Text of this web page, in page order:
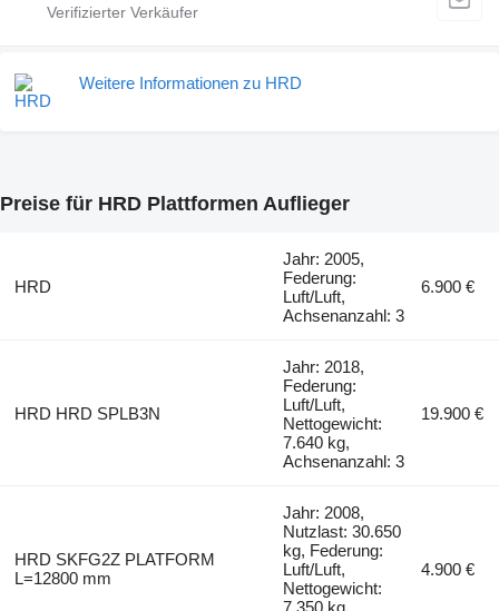
Weitere Informationen zu HRD
Preise für HRD Plattformen Auflieger
HRD
Jahr: 2005,
Federung:
Luft/Luft,
Achsenanzahl: 3
6.900 €
HRD HRD SPLB3N
Jahr: 2018,
Federung:
Luft/Luft,
Nettogewicht:
7.640 kg,
Achsenanzahl: 3
19.900 €
HRD SKFG2Z PLATFORM
L=12800 mm
Jahr: 2008,
Nutzlast: 30.650
kg, Federung:
Luft/Luft,
Nettogewicht:
7.350 kg,
4.900 €